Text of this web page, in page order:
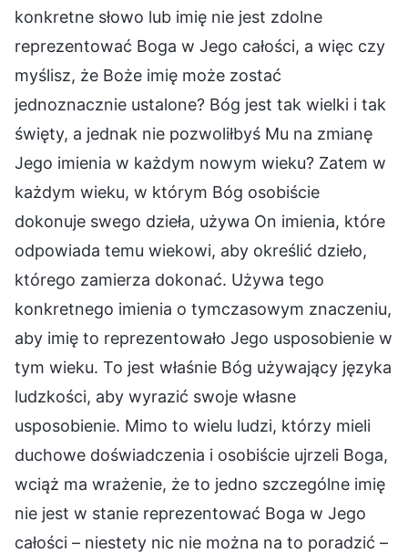
konkretne słowo lub imię nie jest zdolne
reprezentować Boga w Jego całości, a więc czy
myślisz, że Boże imię może zostać
jednoznacznie ustalone? Bóg jest tak wielki i tak
święty, a jednak nie pozwoliłbyś Mu na zmianę
Jego imienia w każdym nowym wieku? Zatem w
każdym wieku, w którym Bóg osobiście
dokonuje swego dzieła, używa On imienia, które
odpowiada temu wiekowi, aby określić dzieło,
którego zamierza dokonać. Używa tego
konkretnego imienia o tymczasowym znaczeniu,
aby imię to reprezentowało Jego usposobienie w
tym wieku. To jest właśnie Bóg używający języka
ludzkości, aby wyrazić swoje własne
usposobienie. Mimo to wielu ludzi, którzy mieli
duchowe doświadczenia i osobiście ujrzeli Boga,
wciąż ma wrażenie, że to jedno szczególne imię
nie jest w stanie reprezentować Boga w Jego
całości – niestety nic nie można na to poradzić –